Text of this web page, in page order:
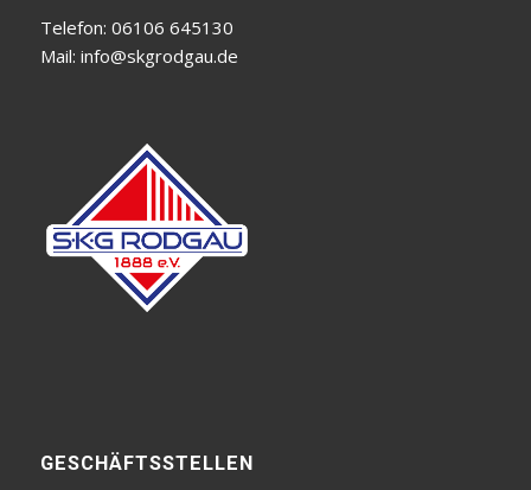
Telefon: 06106 645130
Mail: info@skgrodgau.de
GESCHÄFTSSTELLEN